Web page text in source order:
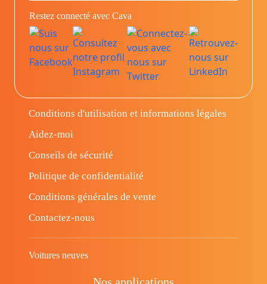
Restez connecté avec Cava
Conditions d'utilisation et informations légales
Aidez-moi
Conseils de sécurité
Politique de confidentialité
Conditions générales de vente
Contactez-nous
Voitures neuves